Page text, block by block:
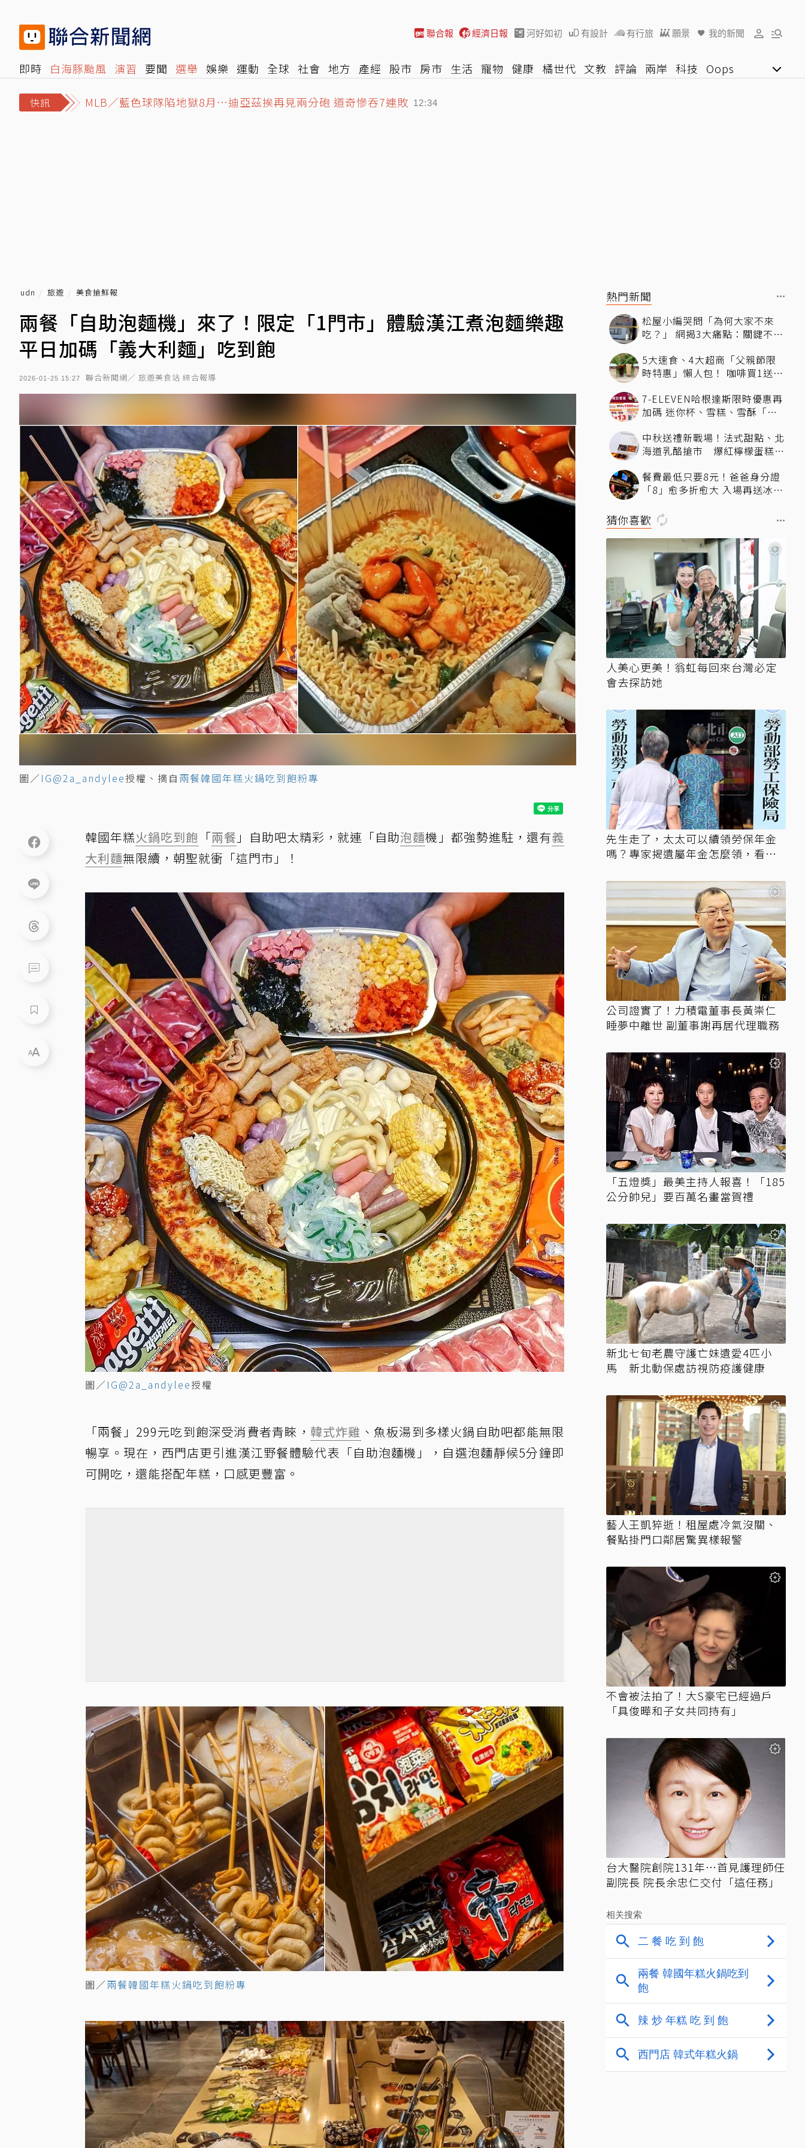
聯合報 經濟日報 河好如初 有設計 有行旅 願景 我的新聞
即時 白海豚颱風 演習 要聞 選舉 娛樂 運動 全球 社會 地方 產經 股市 房市 生活 寵物 健康 橘世代 文教 評論 兩岸 科技 Oops
快訊 MLB／藍色球隊陷地獄8月…迪亞茲挨再見兩分砲 道奇慘吞7連敗 12:34
udn 旅遊 美食搶鮮報
兩餐「自助泡麵機」來了！限定「1門市」體驗漢江煮泡麵樂趣
平日加碼「義大利麵」吃到飽
2026-01-25 15:27 聯合新聞網／ 旅遊美食站 綜合報導
圖／ IG@2a_andylee授權、摘自 兩餐韓國年糕火鍋吃到飽粉專
韓國年糕火鍋吃到飽 「兩餐 」自助吧太精彩，就連「自助泡麵機」都強勢進駐，還有義
大利麵無限續，朝聖就衝「這門市」！
圖／ IG@2a_andylee授權
「兩餐」299元吃到飽深受消費者青睞， 韓式炸雞 、魚板湯到多樣火鍋自助吧都能無限
暢享。現在，西門店更引進漢江野餐體驗代表「自助泡麵機」，自選泡麵靜候5分鐘即
可開吃，還能搭配年糕，口感更豐富。
圖／兩餐韓國年糕火鍋吃到飽粉專
熱門新聞
松屋小編哭問「為何大家不來
吃？」 網揭3大痛點：關鍵不只
5大速食、4大超商「父親節限
時特惠」懶人包！ 咖啡買1送
7-ELEVEN哈根達斯限時優惠再
加碼 迷你杯、雪糕、雪酥「買
中秋送禮新戰場！法式甜點、北
海道乳酪搶市 爆紅檸檬蛋糕熱
餐費最低只要8元！爸爸身分證
「8」愈多折愈大 入場再送冰涼
猜你喜歡
人美心更美！翁虹每回來台灣必定
會去探訪她
先生走了，太太可以續領勞保年金
嗎？專家揭遺屬年金怎麼領，看順
公司證實了！力積電董事長黃崇仁
睡夢中離世 副董事謝再居代理職務
「五燈獎」最美主持人報喜！「185
公分帥兒」要百萬名畫當賀禮
新北七旬老農守護亡妹遺愛4匹小
馬 新北動保處訪視防疫護健康
藝人王凱猝逝！租屋處冷氣沒關、
餐點掛門口鄰居驚異樣報警
不會被法拍了！大S豪宅已經過戶
「具俊曄和子女共同持有」
台大醫院創院131年…首見護理師任
副院長 院長余忠仁交付「這任務」